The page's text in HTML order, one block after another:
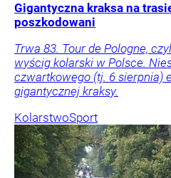
Gigantyczna kraksa na
poszkodowani
Trwa 83. Tour de Pologne,
wyścig kolarski w Polsce.
czwartkowego (tj. 6 sierpnia)
gigantycznej kraksy.
KolarstwoSport